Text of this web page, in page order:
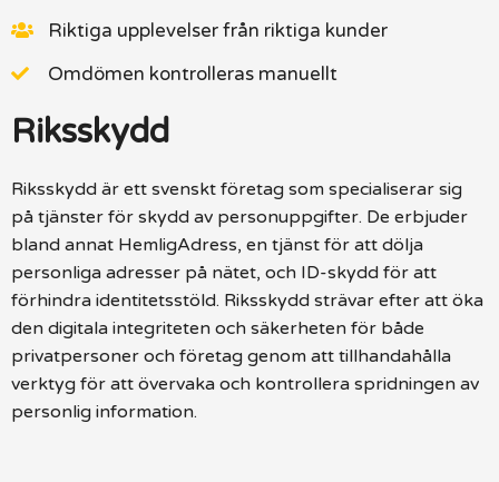
Riktiga upplevelser från riktiga kunder
Omdömen kontrolleras manuellt
Riksskydd
Riksskydd är ett svenskt företag som specialiserar sig
på tjänster för skydd av personuppgifter. De erbjuder
bland annat HemligAdress, en tjänst för att dölja
personliga adresser på nätet, och ID-skydd för att
förhindra identitetsstöld. Riksskydd strävar efter att öka
den digitala integriteten och säkerheten för både
privatpersoner och företag genom att tillhandahålla
verktyg för att övervaka och kontrollera spridningen av
personlig information.